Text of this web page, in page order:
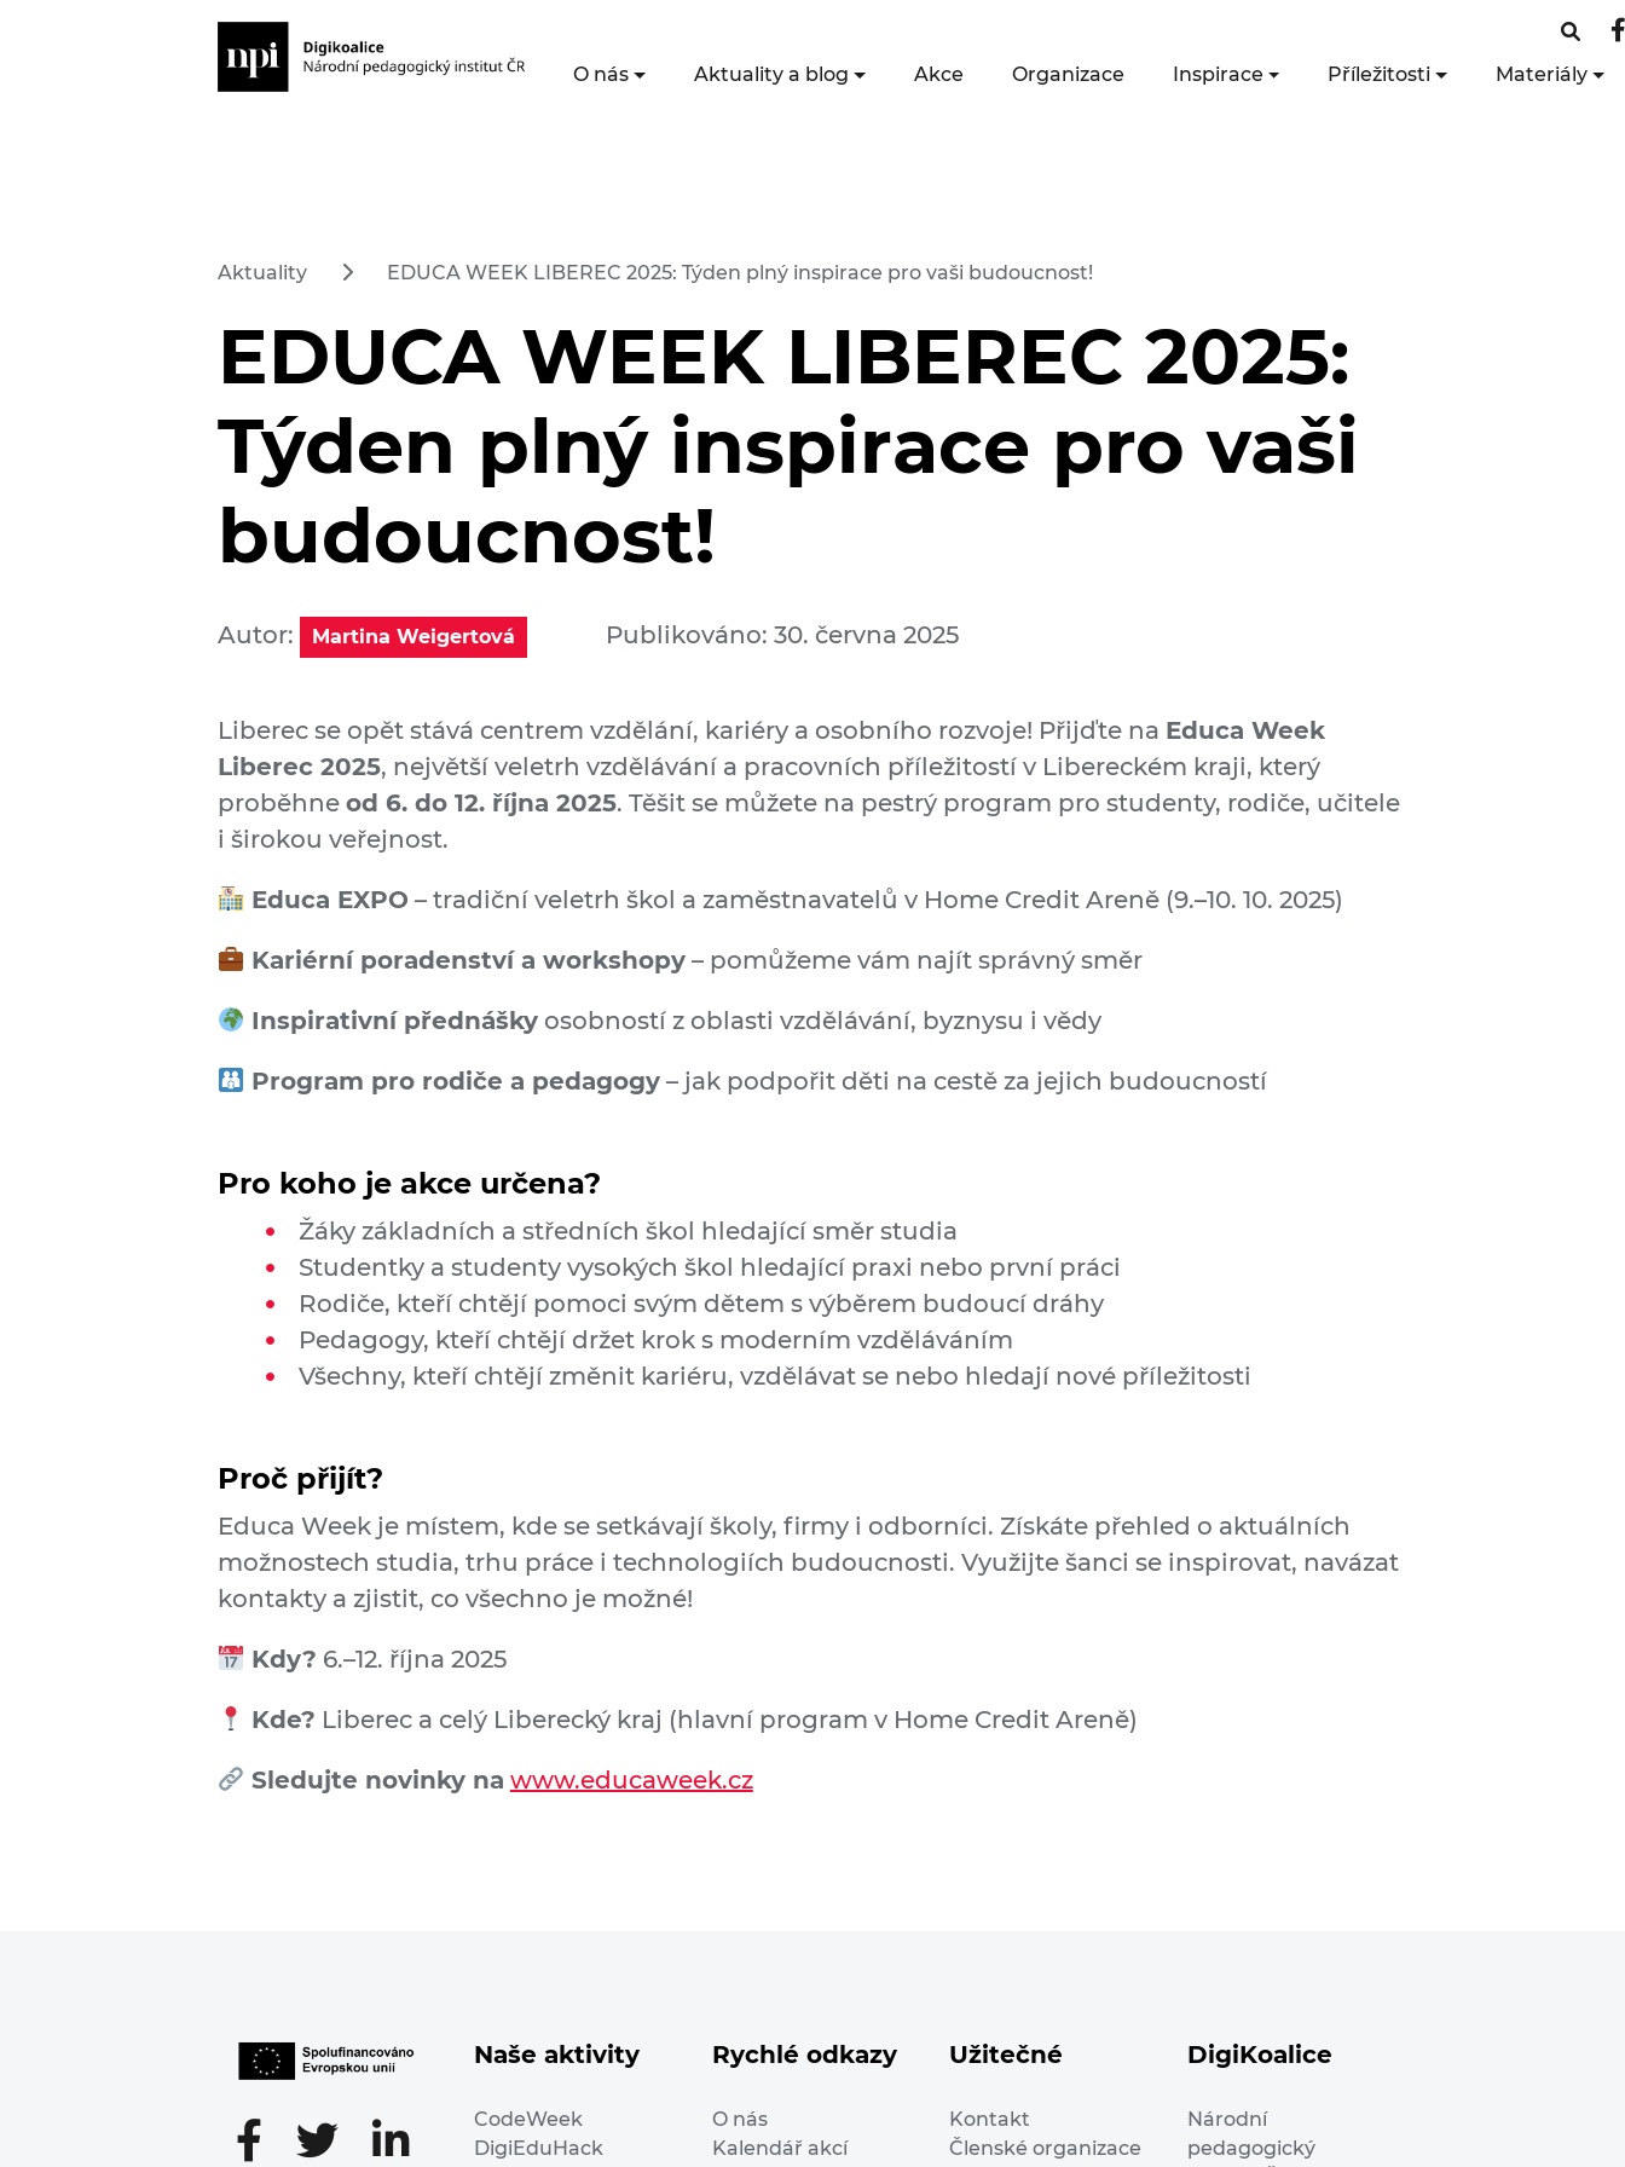
O nás Aktuality a blog Akce Organizace Inspirace Příležitosti Materiály
Aktuality EDUCA WEEK LIBEREC 2025: Týden plný inspirace pro vaši budoucnost!
EDUCA WEEK LIBEREC 2025:
Týden plný inspirace pro vaši
budoucnost!
Autor: Martina Weigertová Publikováno: 30. června 2025
Liberec se opět stává centrem vzdělání, kariéry a osobního rozvoje! Přijďte na Educa Week
Liberec 2025, největší veletrh vzdělávání a pracovních příležitostí v Libereckém kraji, který
proběhne od 6. do 12. října 2025. Těšit se můžete na pestrý program pro studenty, rodiče, učitele
i širokou veřejnost.
Educa EXPO – tradiční veletrh škol a zaměstnavatelů v Home Credit Areně (9.–10. 10. 2025)
Kariérní poradenství a workshopy– pomůžeme vám najít správný směr
Inspirativní přednáškyosobností z oblasti vzdělávání, byznysu i vědy
Program pro rodiče a pedagogy– jak podpořit děti na cestě za jejich budoucností
Pro koho je akce určena?
Žáky základních a středních škol hledající směr studia
Studentky a studenty vysokých škol hledající praxi nebo první práci
Rodiče, kteří chtějí pomoci svým dětem s výběrem budoucí dráhy
Pedagogy, kteří chtějí držet krok s moderním vzděláváním
Všechny, kteří chtějí změnit kariéru, vzdělávat se nebo hledají nové příležitosti
Proč přijít?
Educa Week je místem, kde se setkávají školy, firmy i odborníci. Získáte přehled o aktuálních
možnostech studia, trhu práce i technologiích budoucnosti. Využijte šanci se inspirovat, navázat
kontakty a zjistit, co všechno je možné!
Kdy? 6.–12. října 2025
Kde? Liberec a celý Liberecký kraj (hlavní program v Home Credit Areně)
Sledujte novinky na www.educaweek.cz
Naše aktivity
CodeWeek
DigiEduHack
Rychlé odkazy
O nás
Kalendář akcí
Užitečné
Kontakt
Členské organizace
DigiKoalice
Národní
pedagogický